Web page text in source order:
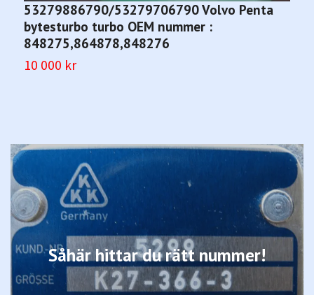
Såhär hittar du rätt nummer!
53279886790/53279706790 Volvo Penta
bytesturbo turbo OEM nummer :
848275,864878,848276
10 000 kr